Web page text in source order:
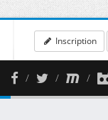
Inscription